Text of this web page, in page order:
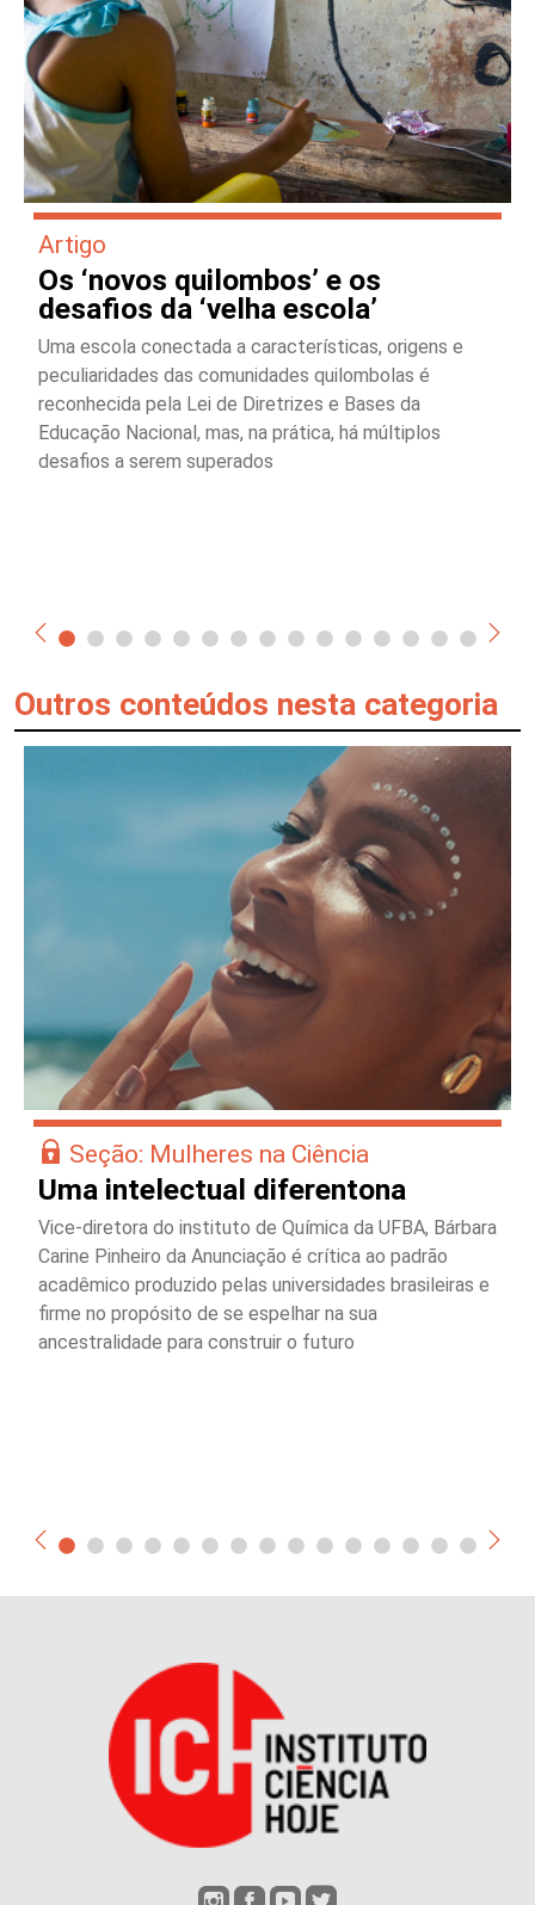
Artigo
Os ‘novos quilombos’ e os
desafios da ‘velha escola’
Uma escola conectada a características, origens e
peculiaridades das comunidades quilombolas é
reconhecida pela Lei de Diretrizes e Bases da
Educação Nacional, mas, na prática, há múltiplos
desafios a serem superados
Outros conteúdos nesta categoria
Seção: Mulheres na Ciência
Uma intelectual diferentona
Vice-diretora do instituto de Química da UFBA, Bárbara
Carine Pinheiro da Anunciação é crítica ao padrão
acadêmico produzido pelas universidades brasileiras e
firme no propósito de se espelhar na sua
ancestralidade para construir o futuro